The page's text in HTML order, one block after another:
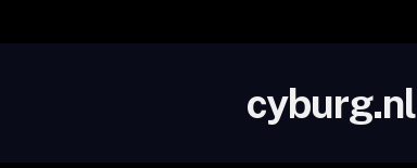
cyburg.nl